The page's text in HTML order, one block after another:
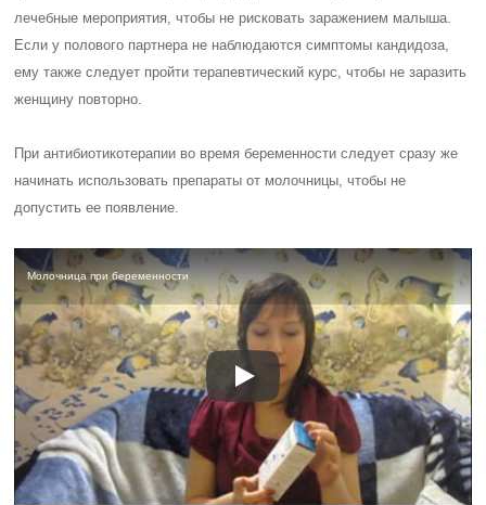
лечебные мероприятия, чтобы не рисковать заражением малыша.
Если у полового партнера не наблюдаются симптомы кандидоза,
ему также следует пройти терапевтический курс, чтобы не заразить
женщину повторно.
При антибиотикотерапии во время беременности следует сразу же
начинать использовать препараты от молочницы, чтобы не
допустить ее появление.
Молочница при беременности